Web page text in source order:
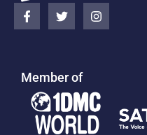
Member of